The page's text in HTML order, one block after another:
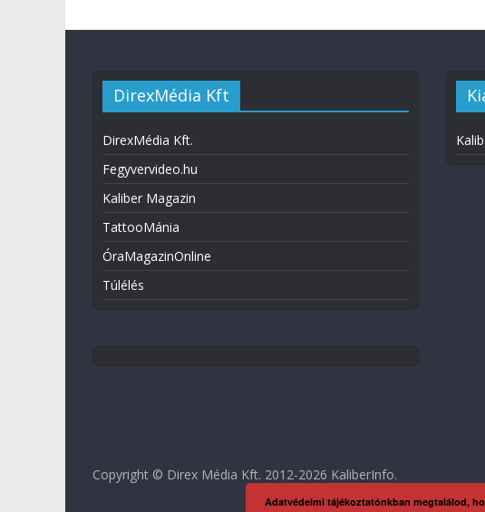
DirexMédia Kft
DirexMédia Kft.
Fegyvervideo.hu
Kaliber Magazin
TattooMánia
ÓraMagazinOnline
Túlélés
Copyright © Direx Média Kft. 2012-2026 KaliberInfo.
Adatvédelmi tájékoztatónkban megtalálod,